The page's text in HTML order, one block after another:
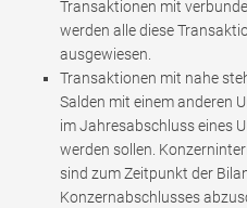
Transaktionen mit
werden alle diese
ausgewiesen.
Transaktionen mit nahe
Salden mit einem anderen
im Jahresabschluss eines
werden sollen.
sind zum Zeitpunkt der
Konzernabschlusses